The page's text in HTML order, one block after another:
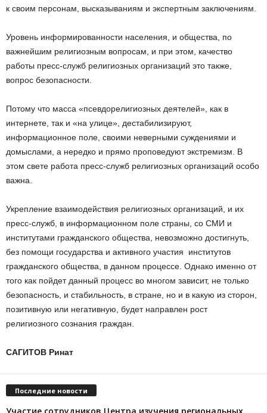
к своим персонам, высказываниям и экспертным заключениям.
Уровень информированности населения, и общества, по
важнейшим религиозным вопросам, и при этом, качество
работы пресс-служб религиозных организаций это также,
вопрос безопасности.
Потому что масса «псевдорелигиозных деятелей», как в
интернете, так и «на улице», дестабилизируют,
информационное поле, своими неверными суждениями и
домыслами, а нередко и прямо проповедуют экстремизм. В
этом свете работа пресс-служб религиозных организаций особо
важна.
Укрепление взаимодействия религиозных организаций, и их
пресс-служб, в информационном поле страны, со СМИ и
институтами гражданского общества, невозможно достигнуть,
без помощи государства и активного участия институтов
гражданского общества, в данном процессе. Однако именно от
того как пойдет данный процесс во многом зависит, не только
безопасность, и стабильность, в стране, но и в какую из сторон,
позитивную или негативную, будет направлен рост
религиозного сознания граждан.
САГИТОВ Ринат
Последние новости